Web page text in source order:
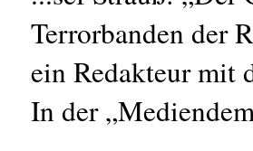
Terrorbanden der
ein Redakteur mit
In der